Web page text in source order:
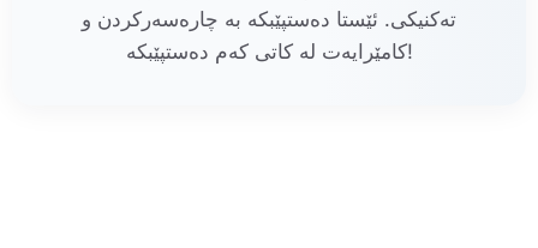
تەکنیکی. ئێستا دەستپێبکە بە چارەسەرکردن و
کامێرایەت لە کاتی کەم دەستپێبکە!